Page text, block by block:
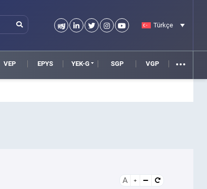
Türkçe
VEP EPYS YEK-G SGP VGP
A